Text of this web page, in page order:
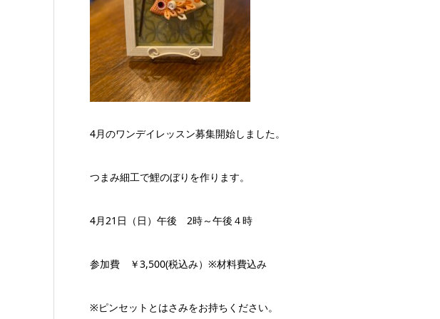
4月のワンデイレッスン募集開始しました。
つまみ細工で鯉のぼりを作ります。
4月21日（日）午後 2時～午後４時
参加費 ￥3,500(税込み）※材料費込み
※ピンセットとはさみをお持ちください。